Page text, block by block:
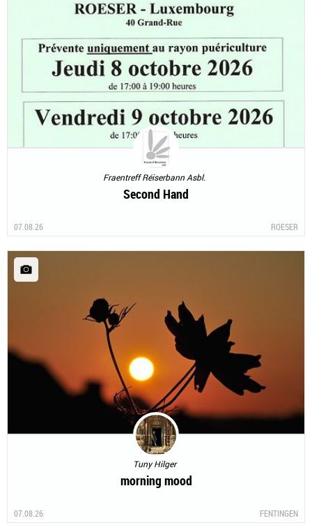
Fraentreff Réiserbann Asbl.
Second Hand
07.08.26 ROESER
Tuny Hilger
morning mood
07.08.26 FENTINGEN